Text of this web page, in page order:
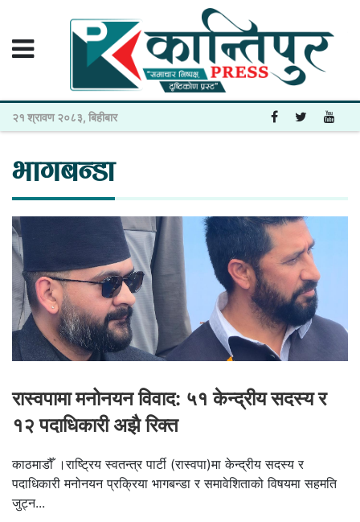
२१ श्रावण २०८३, बिहीबार
भागबन्डा
रास्वपामा मनोनयन विवाद: ५१ केन्द्रीय सदस्य र
१२ पदाधिकारी अझै रिक्त
काठमाडौँ ।राष्ट्रिय स्वतन्त्र पार्टी (रास्वपा)मा केन्द्रीय सदस्य र
पदाधिकारी मनोनयन प्रक्रिया भागबन्डा र समावेशिताको विषयमा सहमति
जुट्न...